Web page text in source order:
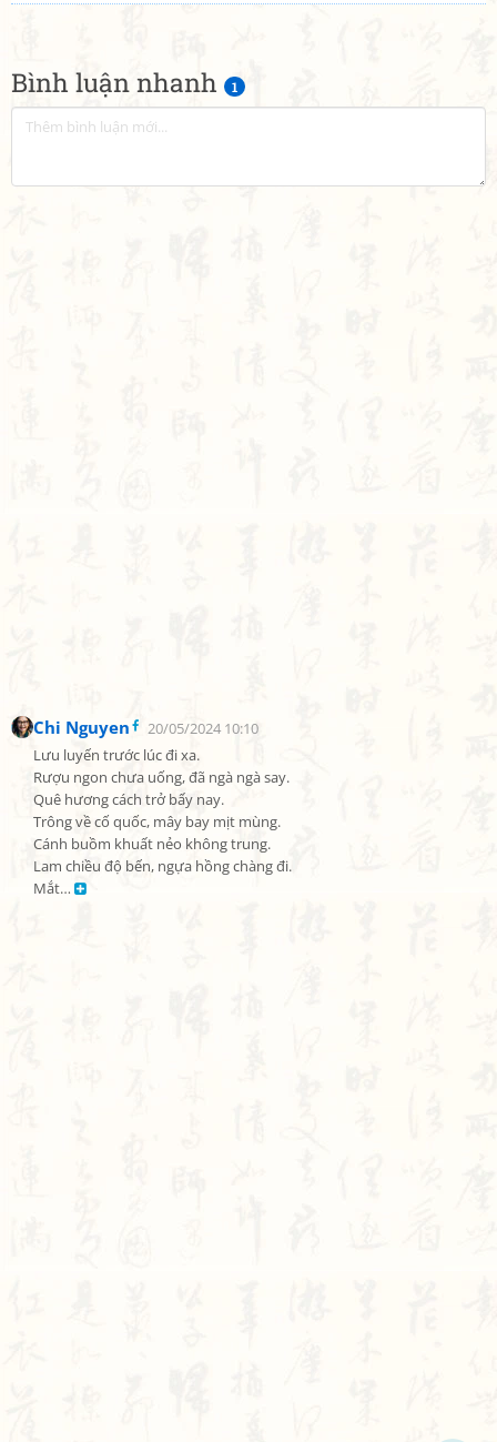
Bình luận nhanh 1
Chi Nguyen
20/05/2024 10:10
Lưu luyến trước lúc đi xa.
Rượu ngon chưa uống, đã ngà ngà say.
Quê hương cách trở bấy nay.
Trông về cố quốc, mây bay mịt mùng.
Cánh buồm khuất nẻo không trung.
Lam chiều độ bến, ngựa hồng chàng đi.
Mắt…